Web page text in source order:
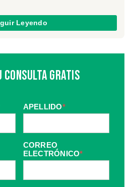
Leyendo
Consulta Gratis
APELLIDO*
CORREO
ELECTRÓNICO*